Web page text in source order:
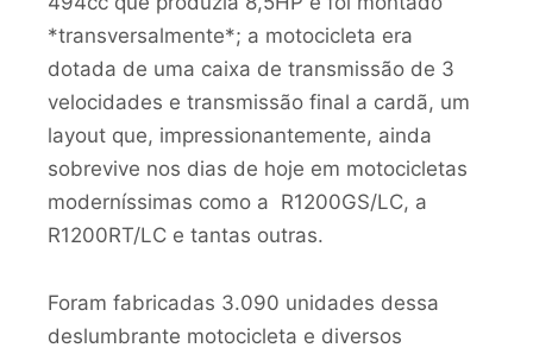
*transversalmente*; a motocicleta era
dotada de uma caixa de transmissão de 3
velocidades e transmissão final a cardã, um
layout que, impressionantemente, ainda
sobrevive nos dias de hoje em motocicletas
moderníssimas como a R1200GS/LC, a
R1200RT/LC e tantas outras.
Foram fabricadas 3.090 unidades dessa
deslumbrante motocicleta e diversos